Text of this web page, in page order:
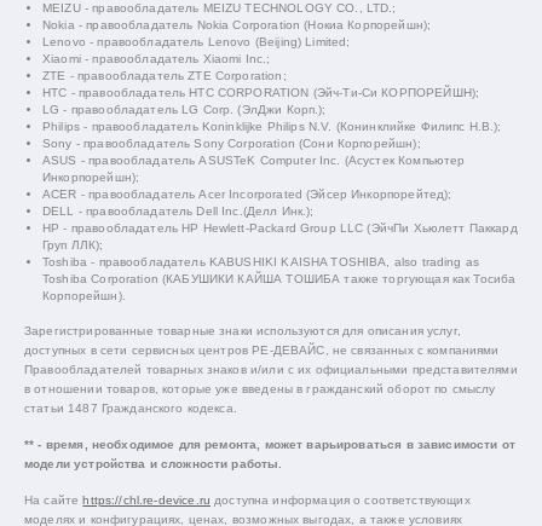
MEIZU - правообладатель MEIZU TECHNOLOGY CO., LTD.;
Nokia - правообладатель Nokia Corporation (Нокиа Корпорейшн);
Lenovo - правообладатель Lenovo (Beijing) Limited;
Xiaomi - правообладатель Xiaomi Inc.;
ZTE - правообладатель ZTE Corporation;
HTC - правообладатель HTC CORPORATION (Эйч-Ти-Си КОРПОРЕЙШН);
LG - правообладатель LG Corp. (ЭлДжи Корп.);
Philips - правообладатель Koninklijke Philips N.V. (Конинклийке Филипс Н.В.);
Sony - правообладатель Sony Corporation (Сони Корпорейшн);
ASUS - правообладатель ASUSTeK Computer Inc. (Асустек Компьютер
Инкорпорейшн);
ACER - правообладатель Acer Incorporated (Эйсер Инкорпорейтед);
DELL - правообладатель Dell Inc.(Делл Инк.);
HP - правообладатель HP Hewlett-Packard Group LLC (ЭйчПи Хьюлетт Паккард
Груп ЛЛК);
Toshiba - правообладатель KABUSHIKI KAISHA TOSHIBA, also trading as
Toshiba Corporation (КАБУШИКИ КАЙША ТОШИБА также торгующая как Тосиба
Корпорейшн).
Зарегистрированные товарные знаки используются для описания услуг,
доступных в сети сервисных центров РЕ-ДЕВАЙС, не связанных с компаниями
Правообладателей товарных знаков и/или с их официальными представителями
в отношении товаров, которые уже введены в гражданский оборот по смыслу
статьи 1487 Гражданского кодекса.
** - время, необходимое для ремонта, может варьироваться в зависимости от
модели устройства и сложности работы.
На сайтеhttps://chl.re-device.ru доступна информация о соответствующих
моделях и конфигурациях, ценах, возможных выгодах, а также условиях